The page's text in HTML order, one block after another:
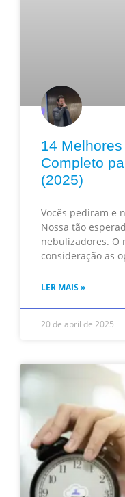
14
Completo
(2025)
Vocês pediram e
Nossa tão
nebulizadores. O
consideração as
LER MAIS »
20 de abril de 2025